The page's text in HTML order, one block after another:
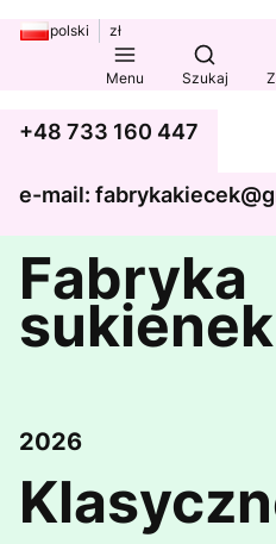
polski zł
Menu
Otwórz
Szukaj
+48 733 160 447
e-mail:
Fabryka
sukienek
2026